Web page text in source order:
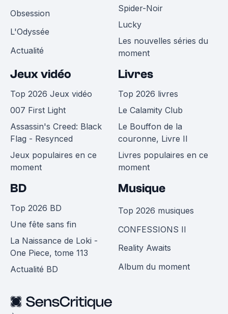
Obsession
L'Odyssée
Actualité
Spider-Noir
Lucky
Les nouvelles séries du
moment
Jeux vidéo
Top 2026 Jeux vidéo
007 First Light
Assassin's Creed: Black
Flag - Resynced
Jeux populaires en ce
moment
Livres
Top 2026 livres
Le Calamity Club
Le Bouffon de la
couronne, Livre II
Livres populaires en ce
moment
BD
Top 2026 BD
Une fête sans fin
La Naissance de Loki -
One Piece, tome 113
Actualité BD
Musique
Top 2026 musiques
CONFESSIONS II
Reality Awaits
Album du moment